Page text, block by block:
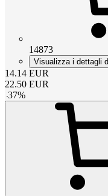
14873
Visualizza i dettagli
14.14 EUR
22.50 EUR
-37%